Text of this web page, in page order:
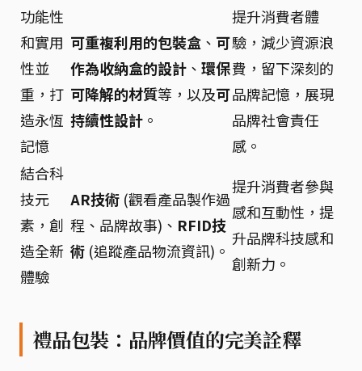
功能性
和實用
性並
重，打
造永恆
記憶
可重複利用的包裝盒 、 可
作為收納盒的設計 、 環保
可降解的材質等，以及可
持續性設計 。
提升消費者體
驗，減少資源浪
費，留下深刻的
品牌記憶，展現
品牌社會責任
感。
結合科
技元
素，創
造全新
體驗
AR技術 (觀看產品製作過
程、品牌故事)、 RFID技
術 (追蹤產品物流資訊)。
提升消費者參與
感和互動性，提
升品牌科技感和
創新力。
禮品包裝：品牌價值的完美詮釋